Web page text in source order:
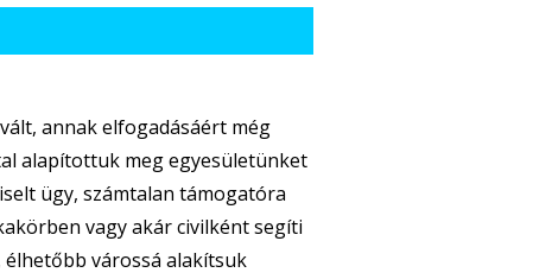
annak elfogadásáért még
alapítottuk meg egyesületünket
ügy, számtalan támogatóra
vagy akár civilként segíti
élhetőbb várossá alakítsuk